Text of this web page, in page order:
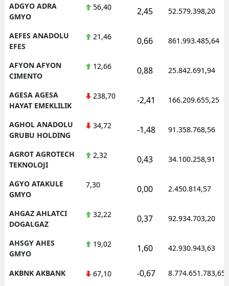
ADGYO ADRA
GMYO
56,40 2,45 52.579.398,20
AEFES ANADOLU
EFES
21,46 0,66 861.993.485,64
AFYON AFYON
CIMENTO
12,66 0,88 25.842.691,94
AGESA AGESA
HAYAT EMEKLILIK
238,70 -2,41 166.209.655,25
AGHOL ANADOLU
GRUBU HOLDING
34,72 -1,48 91.358.768,56
AGROT AGROTECH
TEKNOLOJI
2,32 0,43 34.100.258,91
AGYO ATAKULE
GMYO
7,30 0,00 2.450.814,57
AHGAZ AHLATCI
DOGALGAZ
32,22 0,37 92.934.703,20
AHSGY AHES
GMYO
19,02 1,60 42.930.943,63
AKBNK AKBANK 67,10 -0,67 8.774.651.783,65